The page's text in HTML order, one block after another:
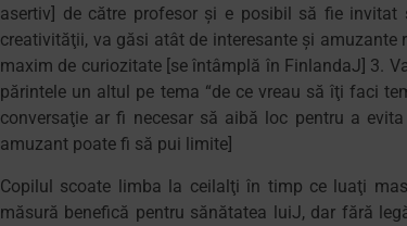
asertiv] de către profesor şi e posibil să fie
creativităţii, va găsi atât de interesante şi
maxim de curiozitate [se întâmplă în FinlandaJ] 3.
părintele un altul pe tema “de ce vreau să îţi faci
conversaţie ar fi necesar să aibă loc pentru a
amuzant poate fi să pui limite]
Copilul scoate limba la ceilalţi în timp ce luaţi
măsură benefică pentru sănătatea luiJ, dar fără